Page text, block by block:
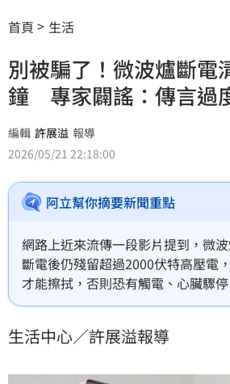
首頁 生活
別被騙了！微波爐斷電
鐘 專家闢謠：傳言過
編輯 許展溢 報導
2026/05/21 22:18:00
阿立幫你摘要新聞重點
網路上近來流傳一段影片提到，微
斷電後仍殘留超過2000伏特高壓電
才能擦拭，否則恐有觸電、心臟驟
危險。對此，專家說明，此說法過
生活中心／許展溢報導